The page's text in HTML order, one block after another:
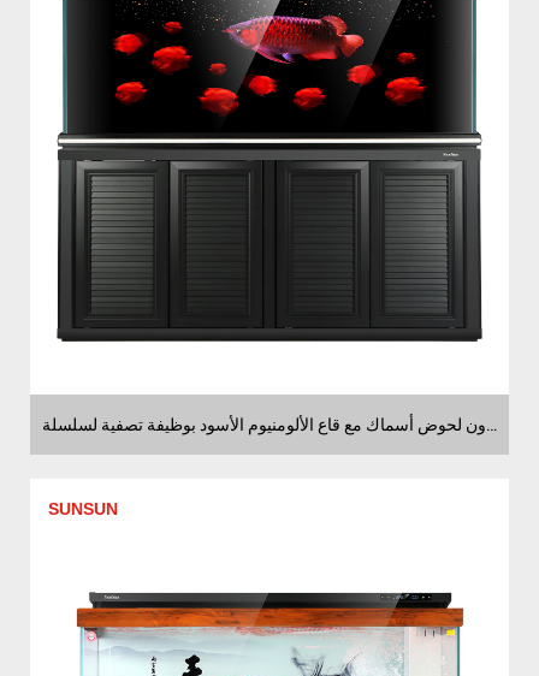
موردون لحوض أسماك مع قاع الألومنيوم الأسود بوظيفة تصفية لسلسلة HWG
SUNSUN